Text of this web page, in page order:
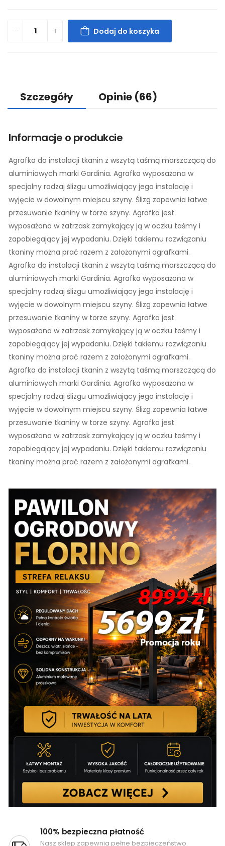
Dodaj do koszyka
Szczegóły Opinie (66)
Informacje o produkcie
Agrafka do instalacji tkanin z wszytą taśmą marszczącą do
aluminiowych marki Gardinia. Agrafka wyposażona w
specjalny rodzaj ślizgu umożliwiający jego instalację i
wyjęcie w dowolnym miejscu szyny. Ślizg zapewnia łatwe
przesuwanie tkaniny w torze szyny. Agrafka jest
wyposażona w zatrzask zamykający ją w oczku taśmy i
zapobiegający jej wypadaniu. Dzięki takiemu rozwiązaniu
tkaniny można prać razem z założonymi agrafkami.
Agrafka do instalacji tkanin z wszytą taśmą marszczącą do
aluminiowych marki Gardinia. Agrafka wyposażona w
specjalny rodzaj ślizgu umożliwiający jego instalację i
wyjęcie w dowolnym miejscu szyny. Ślizg zapewnia łatwe
przesuwanie tkaniny w torze szyny. Agrafka jest
wyposażona w zatrzask zamykający ją w oczku taśmy i
zapobiegający jej wypadaniu. Dzięki takiemu rozwiązaniu
tkaniny można prać razem z założonymi agrafkami.
Agrafka do instalacji tkanin z wszytą taśmą marszczącą do
aluminiowych marki Gardinia. Agrafka wyposażona w
specjalny rodzaj ślizgu umożliwiający jego instalację i
wyjęcie w dowolnym miejscu szyny. Ślizg zapewnia łatwe
przesuwanie tkaniny w torze szyny. Agrafka jest
wyposażona w zatrzask zamykający ją w oczku taśmy i
zapobiegający jej wypadaniu. Dzięki takiemu rozwiązaniu
tkaniny można prać razem z założonymi agrafkami.
100% bezpieczna płatność
Nasz sklep zapewnia pełne bezpieczeństwo